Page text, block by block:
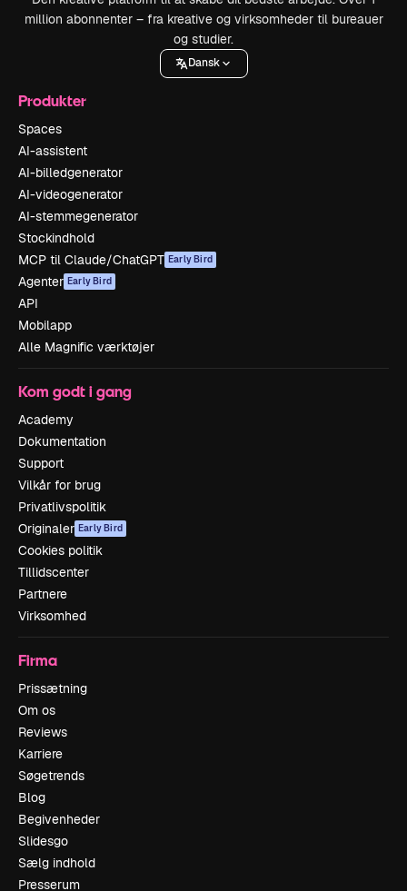
million abonnenter – fra kreative og virksomheder til bureauer
og studier.
Dansk
Produkter
Spaces
AI-assistent
AI-billedgenerator
AI-videogenerator
AI-stemmegenerator
Stockindhold
MCP til Claude/ChatGPT Early Bird
Agenter Early Bird
API
Mobilapp
Alle Magnific værktøjer
Kom godt i gang
Academy
Dokumentation
Support
Vilkår for brug
Privatlivspolitik
Originaler Early Bird
Cookies politik
Tillidscenter
Partnere
Virksomhed
Firma
Prissætning
Om os
Reviews
Karriere
Søgetrends
Blog
Begivenheder
Slidesgo
Sælg indhold
Presserum